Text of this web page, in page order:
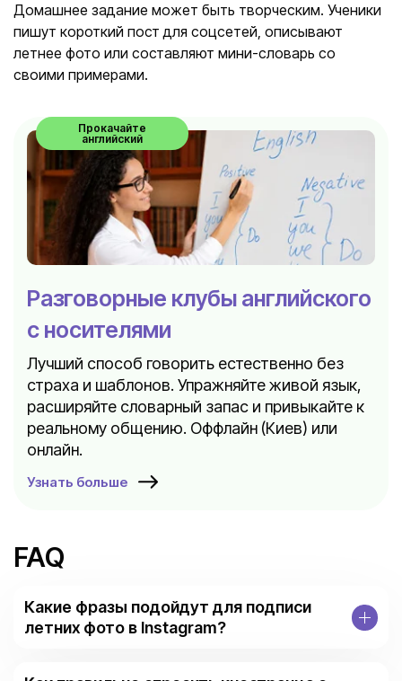
Домашнее задание может быть творческим. Ученики
пишут короткий пост для соцсетей, описывают
летнее фото или составляют мини-словарь со
своими примерами.
Прокачайте
английский
Разговорные клубы английского
с носителями
Лучший способ говорить естественно без
страха и шаблонов. Упражняйте живой язык,
расширяйте словарный запас и привыкайте к
реальному общению. Оффлайн (Киев) или
онлайн.
Узнать больше
FAQ
Какие фразы подойдут для подписи
летних фото в Instagram?